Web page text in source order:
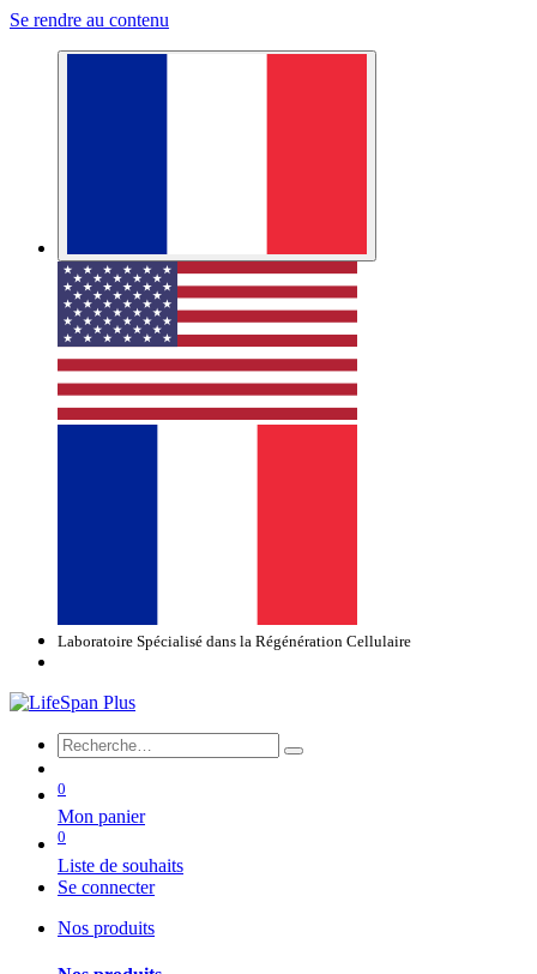
Se rendre au contenu
Laboratoire Spécialisé dans la Régénération Cellulaire
0
Mon panier
0
Liste de souhaits
Se connecter
Nos produits